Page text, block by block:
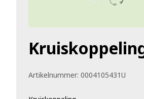
Artikelnummer: 0004105431U